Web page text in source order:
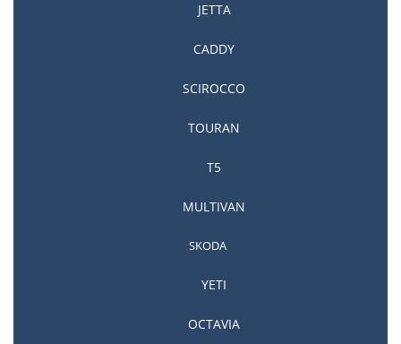
JETTA
CADDY
SCIROCCO
TOURAN
T5
MULTIVAN
SKODA
YETI
OCTAVIA
Ремонт PowerShift Ford